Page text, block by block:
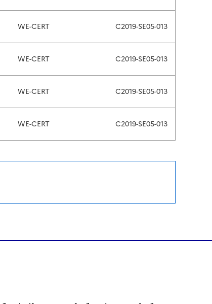
WE-CERT C2019-SE05-013
WE-CERT C2019-SE05-013
WE-CERT C2019-SE05-013
WE-CERT C2019-SE05-013